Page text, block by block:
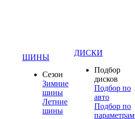
ШИНЫ
Сезон
Зимние
шины
Летние
шины
ДИСКИ
Подбор
дисков
Подбор по
авто
Подбор по
параметрам